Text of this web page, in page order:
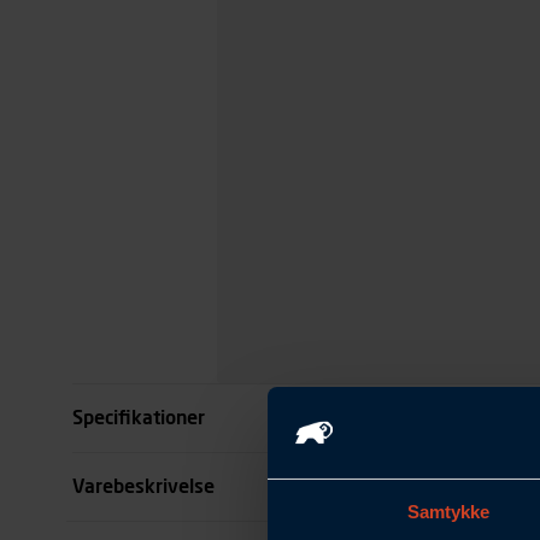
Samtykke
Specifikationer
Størrelse
Varebeskrivelse